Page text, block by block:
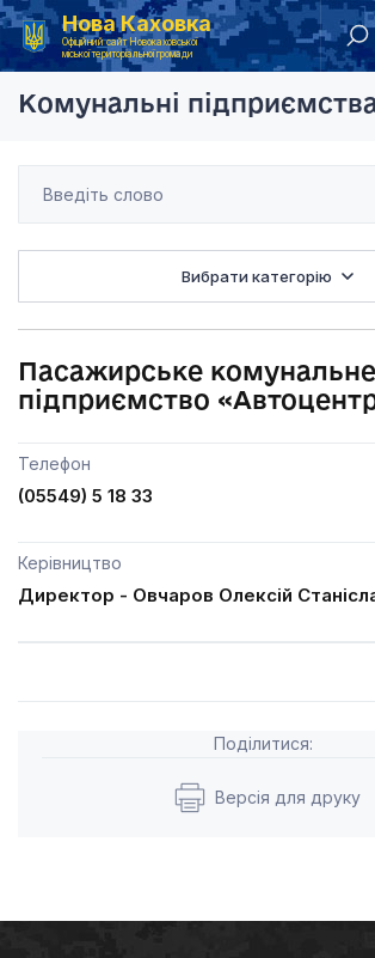
Нова Каховка
Офіційний сайт Новокаховської
міської територіальної громади
Головна Комунальні підприємства
Комунальні
Вибрати категорію
Пасажирське комунальне
підприємство
Телефон
(05549) 5 18 33
Керівництво
Директор - Овчаров Олексій
Поділитися:
Версія для друку